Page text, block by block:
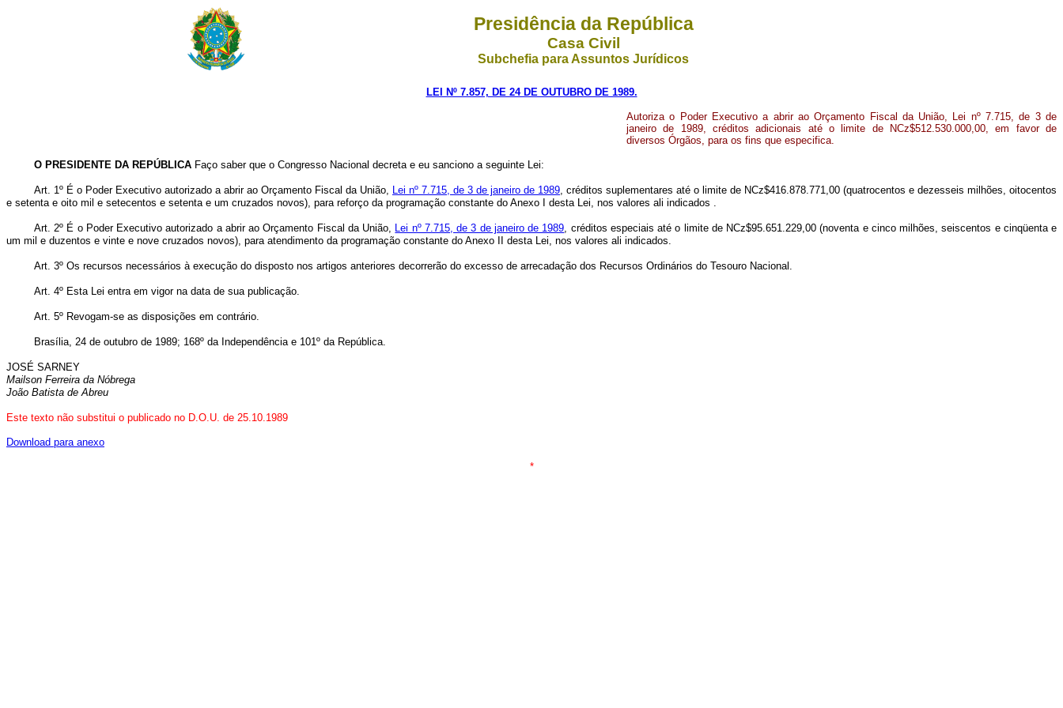
Presidência da República
Casa Civil
Subchefia para Assuntos Jurídicos
LEI Nº 7.857, DE 24 DE OUTUBRO DE 1989.
Autoriza o Poder Executivo a abrir ao Orçamento Fiscal da União, Lei nº 7.715, de 3 de
janeiro de 1989, créditos adicionais até o limite de NCz$512.530.000,00, em favor de
diversos Órgãos, para os fins que especifica.
O PRESIDENTE DA REPÚBLICA Faço saber que o Congresso Nacional decreta e eu sanciono a seguinte Lei:
Art. 1º É o Poder Executivo autorizado a abrir ao Orçamento Fiscal da União, Lei nº 7.715, de 3 de janeiro de 1989, créditos suplementares até o limite de NCz$416.878.771,00 (quatrocentos e dezesseis milhões, oitocentos
e setenta e oito mil e setecentos e setenta e um cruzados novos), para reforço da programação constante do Anexo I desta Lei, nos valores ali indicados .
Art. 2º É o Poder Executivo autorizado a abrir ao Orçamento Fiscal da União, Lei nº 7.715, de 3 de janeiro de 1989, créditos especiais até o limite de NCz$95.651.229,00 (noventa e cinco milhões, seiscentos e cinqüenta e
um mil e duzentos e vinte e nove cruzados novos), para atendimento da programação constante do Anexo II desta Lei, nos valores ali indicados.
Art. 3º Os recursos necessários à execução do disposto nos artigos anteriores decorrerão do excesso de arrecadação dos Recursos Ordinários do Tesouro Nacional.
Art. 4º Esta Lei entra em vigor na data de sua publicação.
Art. 5º Revogam-se as disposições em contrário.
Brasília, 24 de outubro de 1989; 168º da Independência e 101º da República.
JOSÉ SARNEY
Mailson Ferreira da Nóbrega
João Batista de Abreu
Este texto não substitui o publicado no D.O.U. de 25.10.1989
Download para anexo
*